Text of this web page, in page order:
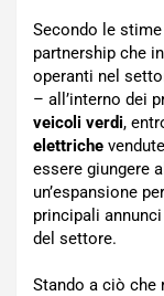
Secondo le
partnership che
operanti nel
– all’interno dei
veicoli verdi,
elettriche
essere giungere
un’espansione
principali
del settore.
Stando a ciò che